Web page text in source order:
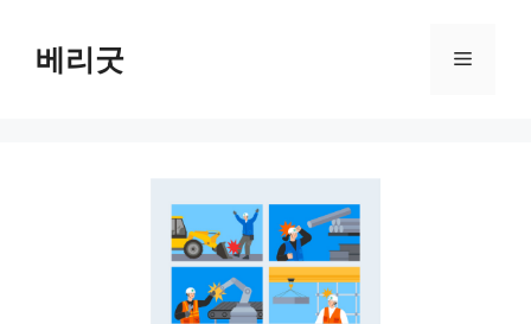
베리굿 메